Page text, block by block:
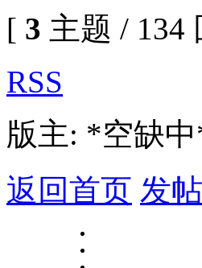
[ 3 主题 / 134
RSS
版主: *空缺
返回首页 发帖